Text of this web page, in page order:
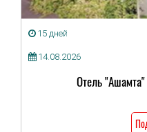
15 дней
14.08.2026
Отель "Ашамта"